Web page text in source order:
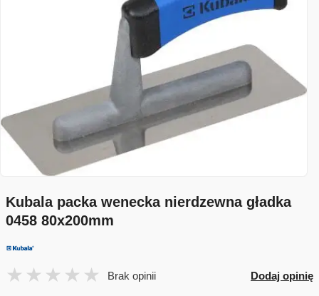
Kubala packa wenecka nierdzewna gładka
0458 80x200mm
Brak opinii Dodaj opinię